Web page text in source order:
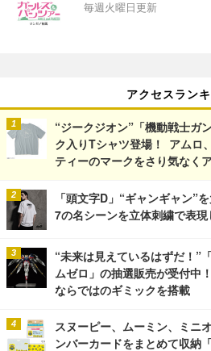
毎週火曜日更新
アクセスラン
“ジークジオン”「機動戦士ガ
ク入りTシャツ登場！ アムロ
ティーのマークをさり気なく
「頭文字D」“ギャンギャン”
7の名シーンを立体刺繍で表
“未来は見えているはずだ！”
ムゼロ」の抽選販売が受付
ならではのギミックを搭載
スヌーピー、ムーミン、ミニ
ンバーカードをまとめて収納